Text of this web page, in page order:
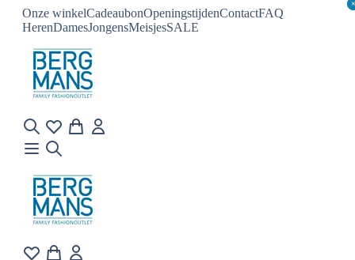
Onze winkelCadeaubonOpeningstijdenContactFAQ
HerenDamesJongensMeisjesSALE
×
×